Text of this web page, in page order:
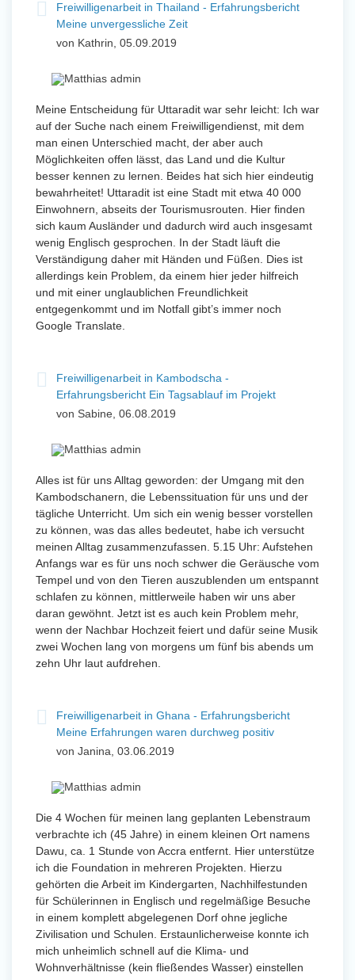
Freiwilligenarbeit in Thailand - Erfahrungsbericht
Meine unvergessliche Zeit
von Kathrin, 05.09.2019
Meine Entscheidung für Uttaradit war sehr leicht: Ich war
auf der Suche nach einem Freiwilligendienst, mit dem
man einen Unterschied macht, der aber auch
Möglichkeiten offen lässt, das Land und die Kultur
besser kennen zu lernen. Beides hat sich hier eindeutig
bewahrheitet! Uttaradit ist eine Stadt mit etwa 40 000
Einwohnern, abseits der Tourismusrouten. Hier finden
sich kaum Ausländer und dadurch wird auch insgesamt
wenig Englisch gesprochen. In der Stadt läuft die
Verständigung daher mit Händen und Füßen. Dies ist
allerdings kein Problem, da einem hier jeder hilfreich
und mit einer unglaublichen Freundlichkeit
entgegenkommt und im Notfall gibt’s immer noch
Google Translate.
Freiwilligenarbeit in Kambodscha -
Erfahrungsbericht Ein Tagsablauf im Projekt
von Sabine, 06.08.2019
Alles ist für uns Alltag geworden: der Umgang mit den
Kambodschanern, die Lebenssituation für uns und der
tägliche Unterricht. Um sich ein wenig besser vorstellen
zu können, was das alles bedeutet, habe ich versucht
meinen Alltag zusammenzufassen. 5.15 Uhr: Aufstehen
Anfangs war es für uns noch schwer die Geräusche vom
Tempel und von den Tieren auszublenden um entspannt
schlafen zu können, mittlerweile haben wir uns aber
daran gewöhnt. Jetzt ist es auch kein Problem mehr,
wenn der Nachbar Hochzeit feiert und dafür seine Musik
zwei Wochen lang von morgens um fünf bis abends um
zehn Uhr laut aufdrehen.
Freiwilligenarbeit in Ghana - Erfahrungsbericht
Meine Erfahrungen waren durchweg positiv
von Janina, 03.06.2019
Die 4 Wochen für meinen lang geplanten Lebenstraum
verbrachte ich (45 Jahre) in einem kleinen Ort namens
Dawu, ca. 1 Stunde von Accra entfernt. Hier unterstütze
ich die Foundation in mehreren Projekten. Hierzu
gehörten die Arbeit im Kindergarten, Nachhilfestunden
für Schülerinnen in Englisch und regelmäßige Besuche
in einem komplett abgelegenen Dorf ohne jegliche
Zivilisation und Schulen. Erstaunlicherweise konnte ich
mich unheimlich schnell auf die Klima- und
Wohnverhältnisse (kein fließendes Wasser) einstellen